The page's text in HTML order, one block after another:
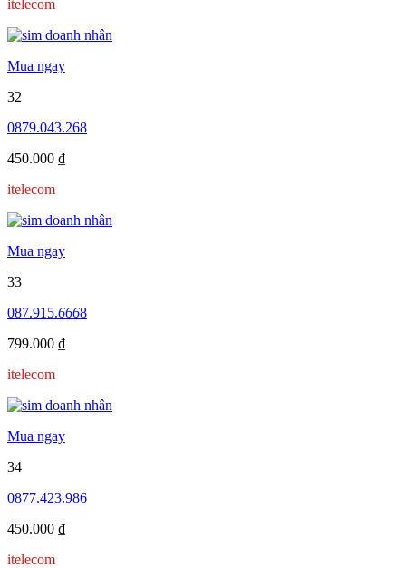
itelecom
Mua ngay
32
0879.043.268
450.000 ₫
itelecom
Mua ngay
33
087.915.6668
799.000 ₫
itelecom
Mua ngay
34
0877.423.986
450.000 ₫
itelecom